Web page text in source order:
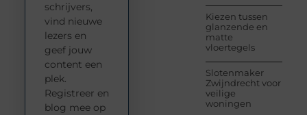
Kiezen tussen
glanzende en
matte
vloertegels
Slotenmaker
Zwijndrecht voor
veilige
woningen
schrijvers,
vind nieuwe
lezers en
geef jouw
content een
plek.
Registreer en
blog mee op